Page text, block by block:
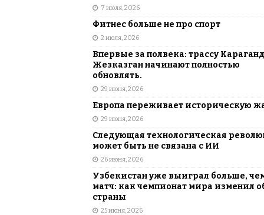
7 июля, 2026
Фитнес больше не про спорт
2 июля, 2026
Впервые за полвека: трассу
Жезказган начинают полностью
обновлять.
29 июня, 2026
Европа переживает историческую
29 июня, 2026
Следующая технологическая
может быть не связана с ИИ
26 июня, 2026
Узбекистан уже выиграл больше,
матч: как чемпионат мира изменил
страны
25 июня, 2026